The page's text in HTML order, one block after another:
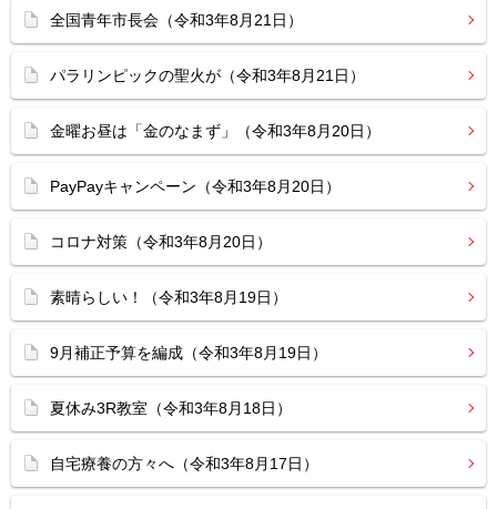
全国青年市長会（令和3年8月21日）
パラリンピックの聖火が（令和3年8月21日）
金曜お昼は「金のなまず」（令和3年8月20日）
PayPayキャンペーン（令和3年8月20日）
コロナ対策（令和3年8月20日）
素晴らしい！（令和3年8月19日）
9月補正予算を編成（令和3年8月19日）
夏休み3R教室（令和3年8月18日）
自宅療養の方々へ（令和3年8月17日）